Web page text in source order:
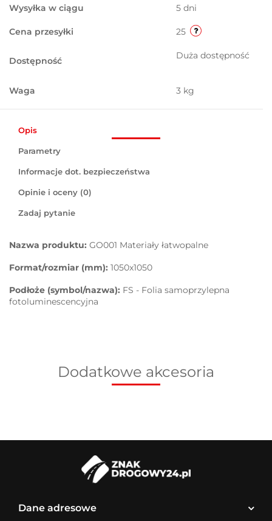
Wysyłka w ciągu 5 dni
Cena przesyłki 25
Dostępność Duża dostępność
Waga 3 kg
Opis
Parametry
Informacje dot. bezpieczeństwa
Opinie i oceny (0)
Zadaj pytanie
Nazwa produktu: GO001 Materiały łatwopalne
Format/rozmiar (mm): 1050x1050
Podłoże (symbol/nazwa): FS - Folia samoprzylepna
fotoluminescencyjna
Dodatkowe akcesoria
Dane adresowe